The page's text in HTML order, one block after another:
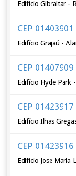
Edifício Gibraltar -
CEP 01403901
Edifício Grajaú -
CEP 01407909
Edifício Hyde Park
CEP 01423917
Edifício Ilhas
CEP 01423916
Edifício José Maria